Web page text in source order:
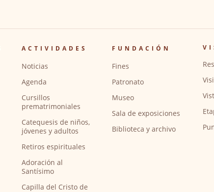
ACTIVIDADES
Noticias
Agenda
Cursillos
prematrimoniales
Catequesis de niños,
jóvenes y adultos
Retiros espirituales
Adoración al
Santísimo
Capilla del Cristo de
FUNDACIÓN
Fines
Patronato
Museo
Sala de exposiciones
Biblioteca y archivo